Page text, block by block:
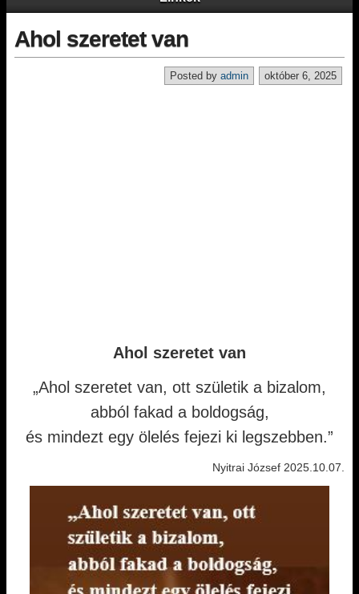
Ahol szeretet van
október 6, 2025
Posted by admin
Ahol szeretet van
„Ahol szeretet van, ott születik a bizalom,
abból fakad a boldogság,
és mindezt egy ölelés fejezi ki legszebben.”
Nyitrai József 2025.10.07.